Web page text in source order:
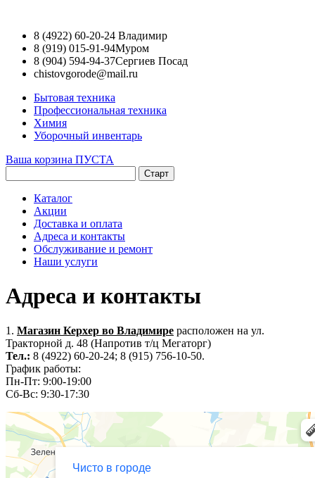
8 (4922) 60-20-24 Владимир
8 (919) 015-91-94Муром
8 (904) 594-94-37Сергиев Посад
chistovgorode@mail.ru
Бытовая техника
Профессиональная техника
Химия
Уборочный инвентарь
Ваша корзина ПУСТА
Каталог
Акции
Доставка и оплата
Адреса и контакты
Обслуживание и ремонт
Наши услуги
Адреса и контакты
1. Магазин Керхер во Владимире расположен на ул.
Тракторной д. 48 (Напротив т/ц Мегаторг)
Тел.: 8 (4922) 60-20-24; 8 (915) 756-10-50.
График работы:
Пн-Пт: 9:00-19:00
Сб-Вс: 9:30-17:30